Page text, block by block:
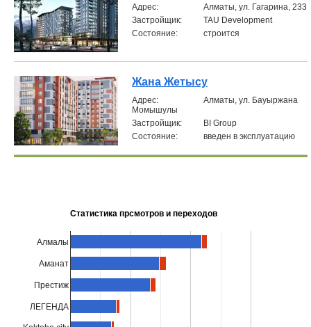
Aдрес:
Алматы, ул. Гагарина, 233
Застройщик:
TAU Development
Состояние:
строится
Жана Жетысу
Aдрес:
Алматы, ул. Бауыржана
Момышулы
Застройщик:
BI Group
Состояние:
введен в эксплуатацию
Статистика прсмотров и переходов
Алмалы
Аманат
Престиж
ЛЕГЕНДА